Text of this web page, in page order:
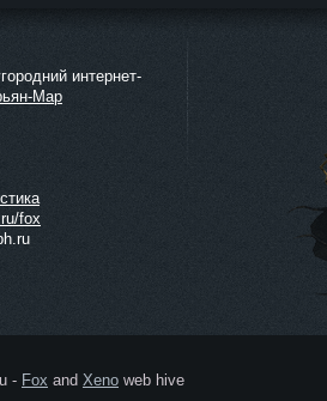
интернет-
Мар
fox
- Fox and Xeno web hive